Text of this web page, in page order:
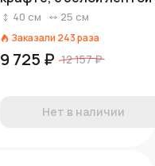
40 см 25 см
Заказали 243раза
9 725 ₽ 12 157 ₽
Нет в наличии